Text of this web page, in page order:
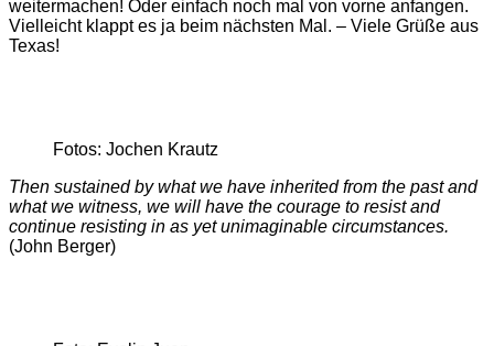
weitermachen! Oder einfach noch mal von vorne anfangen.
Vielleicht klappt es ja beim nächsten Mal. – Viele Grüße aus
Texas!
Fotos: Jochen Krautz
Then sustained by what we have inherited from the past and
what we witness, we will have the courage to resist and
continue resisting in as yet unimaginable circumstances.
(John Berger)